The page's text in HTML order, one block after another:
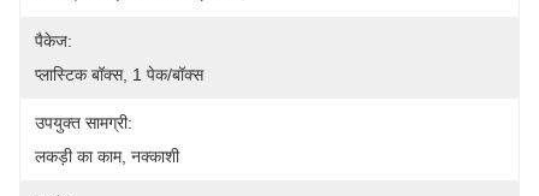
पैकेज:
प्लास्टिक बॉक्स, 1 पेक/बॉक्स
उपयुक्त सामग्री:
लकड़ी का काम, नक्काशी